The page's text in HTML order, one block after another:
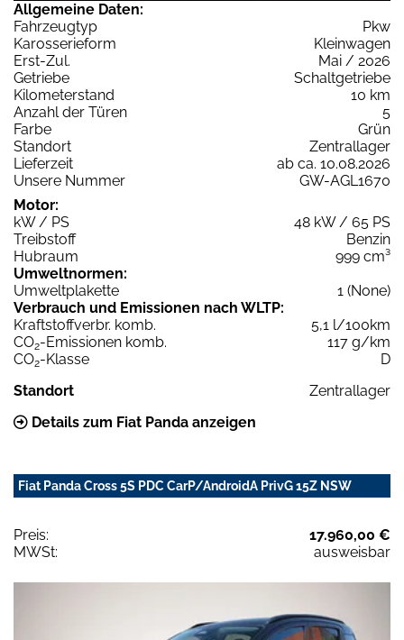
Allgemeine Daten:
Fahrzeugtyp
Pkw
Karosserieform
Kleinwagen
Erst-Zul.
Mai / 2026
Getriebe
Schaltgetriebe
Kilometerstand
10 km
Anzahl der Türen
5
Farbe
Grün
Standort
Zentrallager
Lieferzeit
ab ca. 10.08.2026
Unsere Nummer
GW-AGL1670
Motor:
kW / PS
48 kW / 65 PS
Treibstoff
Benzin
Hubraum
999 cm³
Umweltnormen:
Umweltplakette
1 (None)
Verbrauch und Emissionen nach WLTP:
Kraftstoffverbr. komb.
5,1 l/100km
CO2-Emissionen komb.
117 g/km
CO2-Klasse
D
Standort
Zentrallager
Details zum Fiat Panda anzeigen
Fiat Panda Cross 5S PDC CarP/AndroidA PrivG 15Z NSW
Preis:
17.960,00 €
MWSt:
ausweisbar